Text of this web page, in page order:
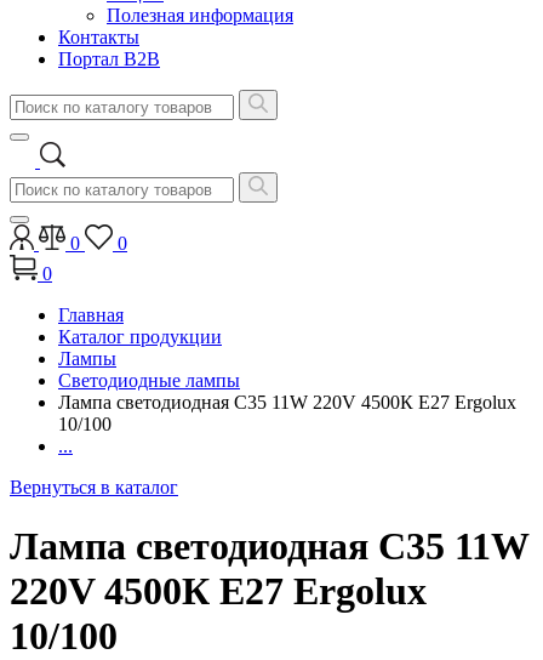
Полезная информация
Контакты
Портал B2B
0
0
0
Главная
Каталог продукции
Лампы
Светодиодные лампы
Лампа светодиодная С35 11W 220V 4500К E27 Ergolux
10/100
...
Вернуться в каталог
Лампа светодиодная С35 11W
220V 4500К E27 Ergolux
10/100